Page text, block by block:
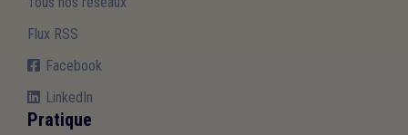
Flux RSS
Facebook
LinkedIn
Pratique